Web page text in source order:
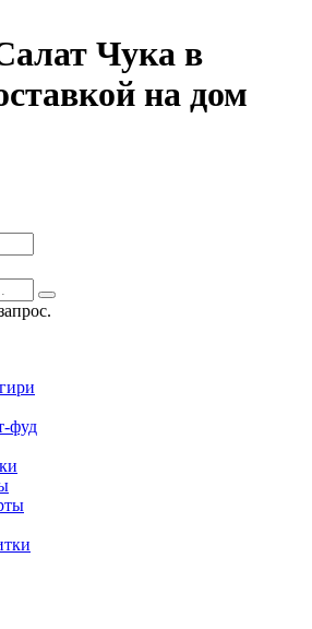
Чука в
на дом
фуд